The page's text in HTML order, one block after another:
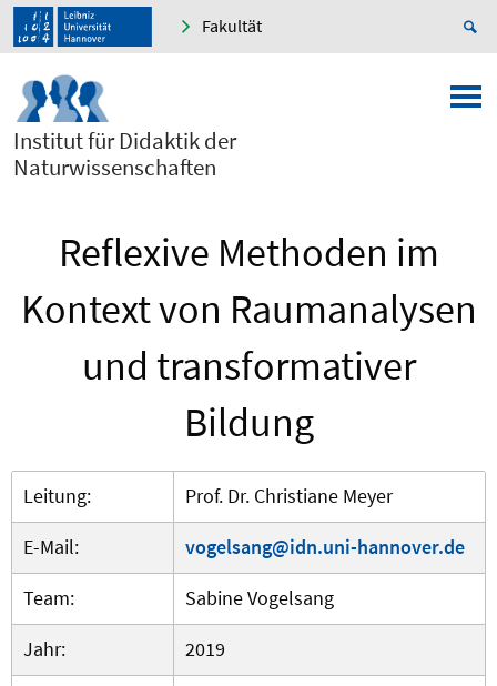
Fakultät
Institut für Didaktik der
Naturwissenschaften
Reflexive Methoden im
Kontext von Raumanalysen
und transformativer
Bildung
Leitung:
Prof. Dr. Christiane Meyer
E-Mail:
vogelsang@idn.uni-hannover.de
Team:
Sabine Vogelsang
Jahr:
2019